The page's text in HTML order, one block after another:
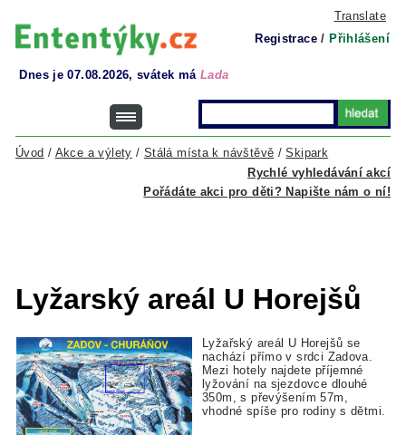
Translate
Registrace / Přihlášení
Dnes je 07.08.2026, svátek má Lada
Rychlé vyhledávání akcí
Úvod / Akce a výlety / Stálá místa k návštěvě /Skipark
Pořádáte akci pro děti? Napište nám o ní!
Lyžarský areál U Horejšů
Lyžařský areál U Horejšů se
nachází přímo v srdci Zadova.
Mezi hotely najdete příjemné
lyžování na sjezdovce dlouhé
350m, s převýšením 57m,
vhodné spíše pro rodiny s dětmi.